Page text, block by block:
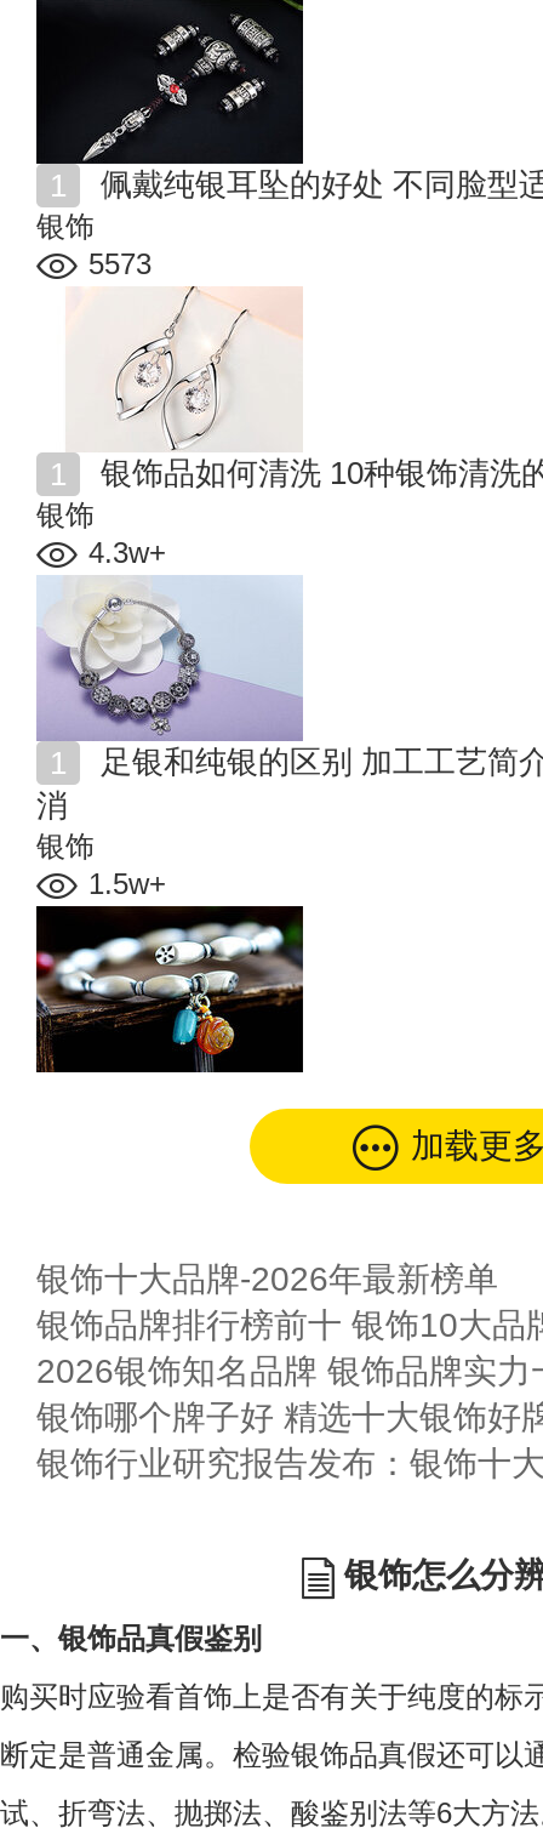
佩戴纯银耳坠的好处 不同脸型
银饰
5573
银饰品如何清洗 10种银饰清洗
银饰
4.3w+
消
银饰
1.5w+
加载更
银饰十大品牌-2026年最新榜单
银饰品牌排行榜前十 银饰10大品
2026银饰知名品牌 银饰品牌实力
银饰哪个牌子好 精选十大银饰好
银饰行业研究报告发布：银饰十
银饰怎么分
一、银饰品真假鉴别
购买时应验看首饰上是否有关于纯度的标
断定是普通金属。检验银饰品真假还可以
试、折弯法、抛掷法、酸鉴别法等6大方